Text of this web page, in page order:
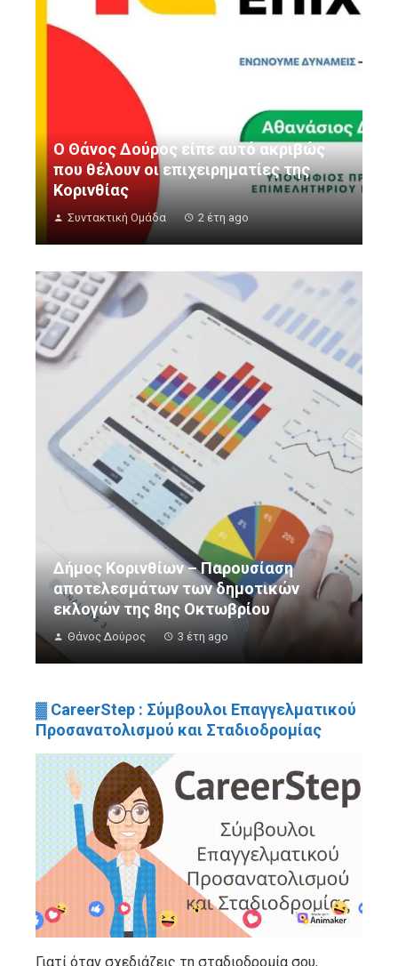
Ο Θάνος Δούρος είπε αυτό ακριβώς
που θέλουν οι επιχειρηματίες της
Κορινθίας
Συντακτική Ομάδα 2 έτη ago
Δήμος Κορινθίων – Παρουσίαση
αποτελεσμάτων των δημοτικών
εκλογών της 8ης Οκτωβρίου
Θάνος Δούρος 3 έτη ago
▓ CareerStep : Σύμβουλοι Επαγγελματικού
Προσανατολισμού και Σταδιοδρομίας
Γιατί όταν σχεδιάζεις τη σταδιοδρομία σου,